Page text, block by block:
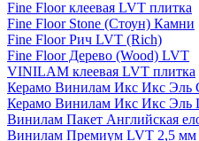
Fine Floor клеевая LVT плитка
Fine Floor Stone (Стоун) Камни
Fine Floor Рич LVT (Rich)
Fine Floor Дерево (Wood) LVT
VINILAM клеевая LVT плитка
Керамо Винилам Икс Икс Эль
Керамо Винилам Икс Икс Эль
Винилам Пакет Английская
Винилам Премиум LVT 2,5 мм